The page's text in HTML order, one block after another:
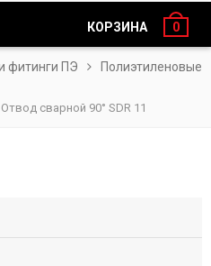
КОРЗИНА 0
фитинги ПЭ Полиэтиленовые
Отвод сварной 90° SDR 11